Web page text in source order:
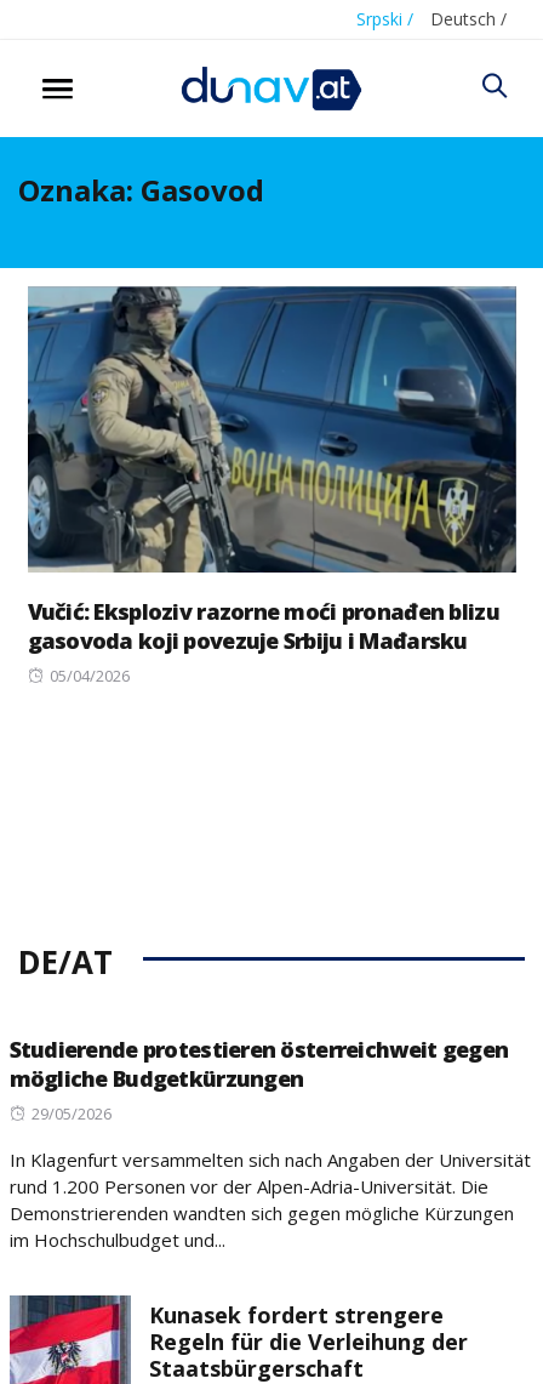
Srpski / Deutsch /
Oznaka: Gasovod
Vučić: Eksploziv razorne moći pronađen blizu
gasovoda koji povezuje Srbiju i Mađarsku
Posted
05/04/2026
DE/AT
Studierende protestieren österreichweit gegen
mögliche Budgetkürzungen
Posted
29/05/2026
In Klagenfurt versammelten sich nach Angaben der Universität
rund 1.200 Personen vor der Alpen-Adria-Universität. Die
Demonstrierenden wandten sich gegen mögliche Kürzungen
im Hochschulbudget und...
Kunasek fordert strengere
Regeln für die Verleihung der
Staatsbürgerschaft